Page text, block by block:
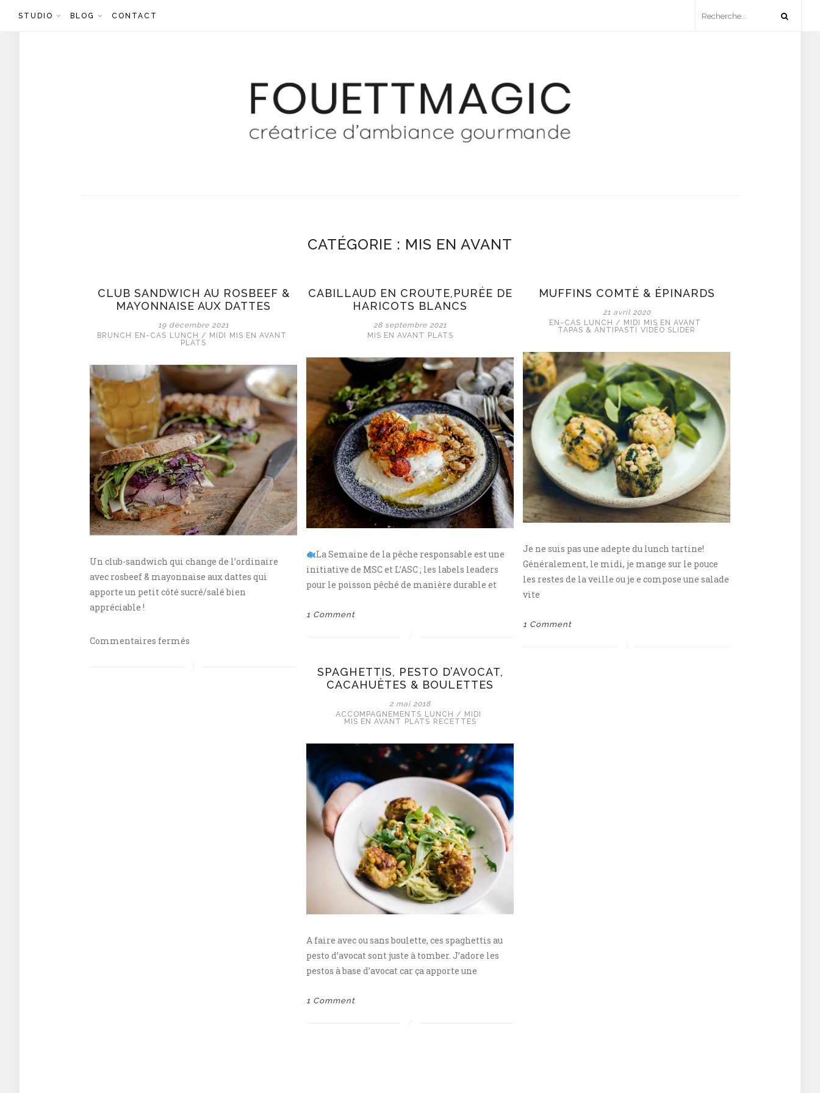
STUDIO BLOG CONTACT
CATÉGORIE : MIS EN AVANT
CLUB SANDWICH AU ROSBEEF &
MAYONNAISE AUX DATTES
19 décembre 2021
BRUNCH
EN-CAS LUNCH / MIDI
MIS EN AVANT
PLATS
Un club-sandwich qui change de l’ordinaire
avec rosbeef & mayonnaise aux dattes qui
apporte un petit côté sucré/salé bien
appréciable !
Commentaires fermés
CABILLAUD EN CROUTE,PURÉE DE
HARICOTS BLANCS
28 septembre 2021
MIS EN AVANT
PLATS
La Semaine de la pêche responsable est une
initiative de MSC et L’ASC ; les labels leaders
pour le poisson pêché de manière durable et
1 Comment
MUFFINS COMTÉ & ÉPINARDS
21 avril 2020
EN-CAS LUNCH / MIDI
MIS EN AVANT
TAPAS & ANTIPASTI
VIDÉO SLIDER
Je ne suis pas une adepte du lunch tartine!
Généralement, le midi, je mange sur le pouce
les restes de la veille ou je e compose une salade
vite
1 Comment
SPAGHETTIS, PESTO D’AVOCAT,
CACAHUÈTES & BOULETTES
2 mai 2018
ACCOMPAGNEMENTS LUNCH / MIDI
MIS EN AVANT
PLATS RECETTES
A faire avec ou sans boulette, ces spaghettis au
pesto d’avocat sont juste à tomber. J’adore les
pestos à base d’avocat car ça apporte une
1 Comment